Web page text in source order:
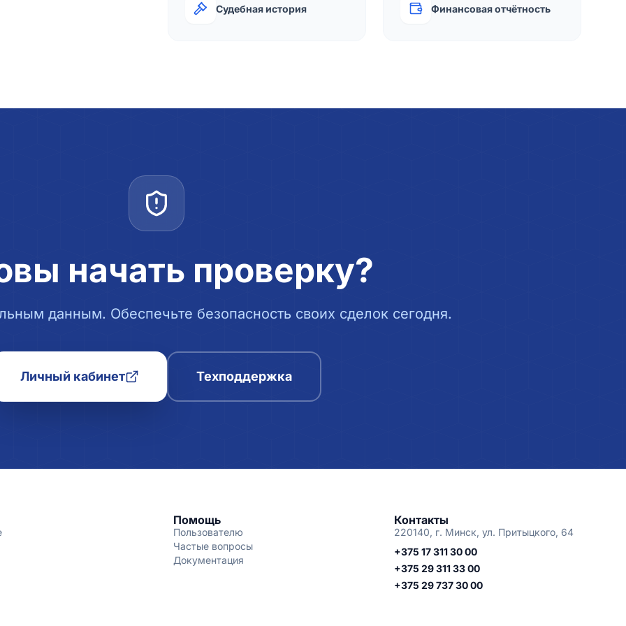
Судебная история Финансовая отчётность
начать проверку?
данным. Обеспечьте безопасность своих сделок сегодня.
Личный кабинет Техподдержка
Помощь
Пользователю
Частые вопросы
Документация
Контакты
220140, г. Минск, ул. Притыцкого, 64
+375 17 311 30 00
+375 29 311 33 00
+375 29 737 30 00